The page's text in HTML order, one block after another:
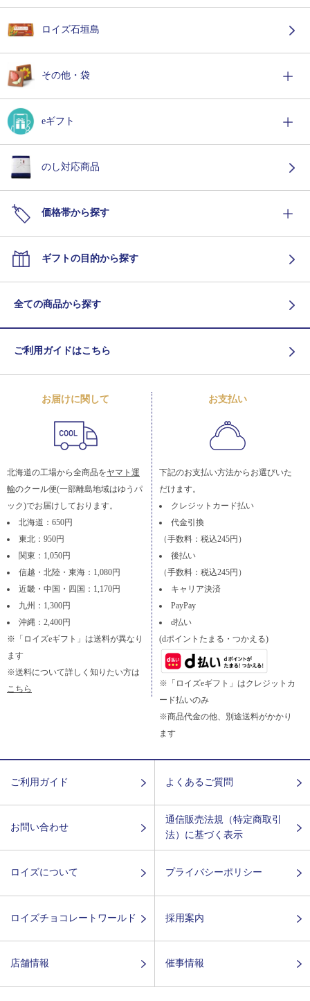
ロイズ石垣島
その他・袋
eギフト
のし対応商品
価格帯から探す
ギフトの目的から探す
全ての商品から探す
ご利用ガイドはこちら
お届けに関して
北海道の工場から全商品をヤマト運
輸のクール便(一部離島地域はゆうパ
ック)でお届けしております。
北海道：650円
東北：950円
関東：1,050円
信越・北陸・東海：1,080円
近畿・中国・四国：1,170円
九州：1,300円
沖縄：2,400円
※「ロイズeギフト」は送料が異なり
ます
※送料について詳しく知りたい方は
こちら
お支払い
下記のお支払い方法からお選びいた
だけます。
クレジットカード払い
代金引換
（手数料：税込245円）
後払い
（手数料：税込245円）
キャリア決済
PayPay
d払い
(dポイントたまる・つかえる)
※「ロイズeギフト」はクレジットカ
ード払いのみ
※商品代金の他、別途送料がかかり
ます
ご利用ガイド よくあるご質問
お問い合わせ
通信販売法規（特定商取引
法）に基づく表示
ロイズについて プライバシーポリシー
ロイズチョコレートワールド 採用案内
店舗情報 催事情報